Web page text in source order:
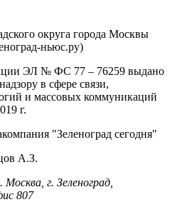
округа города Москвы
ньюс.ру)
ЭЛ № ФС 77 – 76259 выдано
в сфере связи,
и массовых коммуникаций
г.
"Зеленоград сегодня"
А.З.
г. Зеленоград,
807